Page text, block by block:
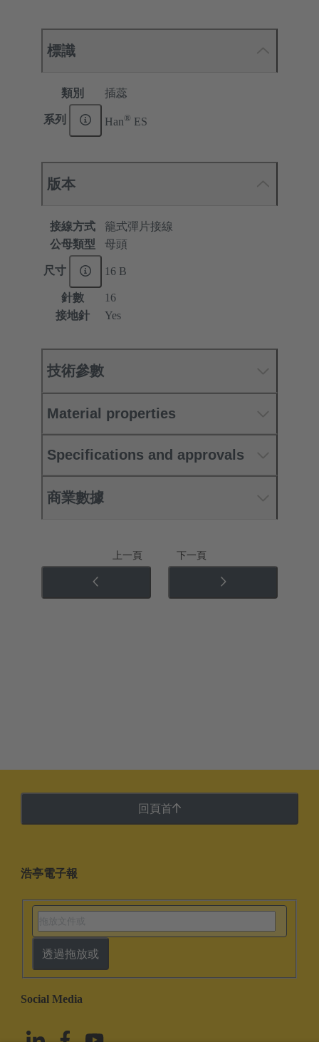
標識
類別 插蕊
系列 Han® ES
版本
接線方式
籠式彈片接線
公母類型
母頭
尺寸 16 B
針數
16
接地針
Yes
技術參數
Material properties
Specifications and approvals
商業數據
上一頁 下一頁
回頁首
浩亭電子報
透過拖放或
Social Media